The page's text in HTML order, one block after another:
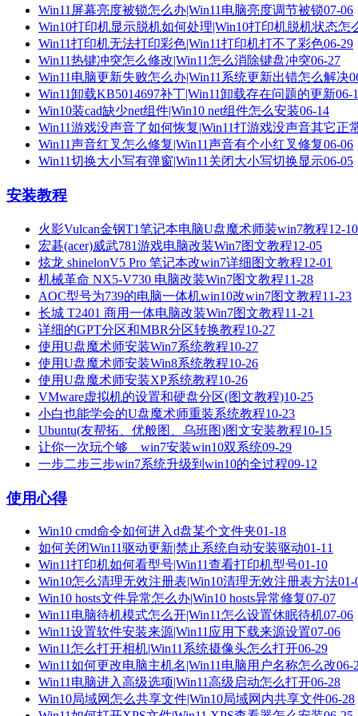
Win11屏幕亮度被锁怎么办|Win11电脑亮度调节被锁07-06
Win10打印机显示脱机如何处理|Win10打印机脱机状态怎
Win11打印机无法打印彩色|Win11打印机打不了彩色06-29
Win11热键冲突怎么修改|Win11怎么消除键盘冲突06-27
Win11电脑更新失败怎么办|Win11系统更新出错怎么解决
Win11卸载KB5014697补丁|Win11卸载存在问题的更新06-
Win10装cad缺少net组件|Win10 net组件怎么安装06-14
Win11游戏没声音了如何恢复|Win11打游戏没声音其它正
Win11声音红叉怎么修复|Win11声音有个小红叉修复06-06
Win11切换大小写有弹窗|Win11关闭大小写切换显示06-05
安装教程
火影Vulcan金钢T1笔记本电脑U盘魔术师装win7教程12-10
宏碁(acer)威武781游戏电脑改装Win7图文教程12-05
炫龙 shinelonV5 Pro 笔记本改win7详细图文教程12-01
机械革命 NX5-V730 电脑改装Win7图文教程11-28
AOC型号为739的电脑一体机win10改win7图文教程11-23
长城 T2401 商用一体电脑改装Win7图文教程11-21
详细的GPT分区和MBR分区转换教程10-27
使用U盘魔术师安装Win7系统教程10-27
使用U盘魔术师安装Win8系统教程10-26
使用U盘魔术师安装XP系统教程10-26
VMware虚拟机的设置和硬盘分区(图文教程)10-25
小白也能学会的U盘魔术师重装系统教程10-23
Ubuntu(友帮拓、优般图、乌班图)图文安装教程10-15
让你一次玩个够 win7安装win10双系统09-29
一步二步三步win7系统升级到win10的全过程09-12
使用心得
Win10 cmd命令如何进入d盘某个文件夹01-18
如何关闭Win11驱动更新|禁止系统自动安装驱动01-11
Win11打印机如何看型号|Win11查看打印机型号01-10
Win10怎么清理无效注册表|Win10清理无效注册表方法01-
Win10 hosts文件异常怎么办|Win10 hosts异常修复07-07
Win11电脑待机模式怎么开|Win11怎么设置休眠待机07-06
Win11设置软件安装来源|Win11应用下载来源设置07-06
Win11怎么打开相机|Win11系统摄像头怎么打开06-29
Win11如何更改电脑主机名|Win11电脑用户名称怎么改06-
Win11电脑进入高级选项|Win11高级启动怎么打开06-28
Win10局域网怎么共享文件|Win10局域网内共享文件06-28